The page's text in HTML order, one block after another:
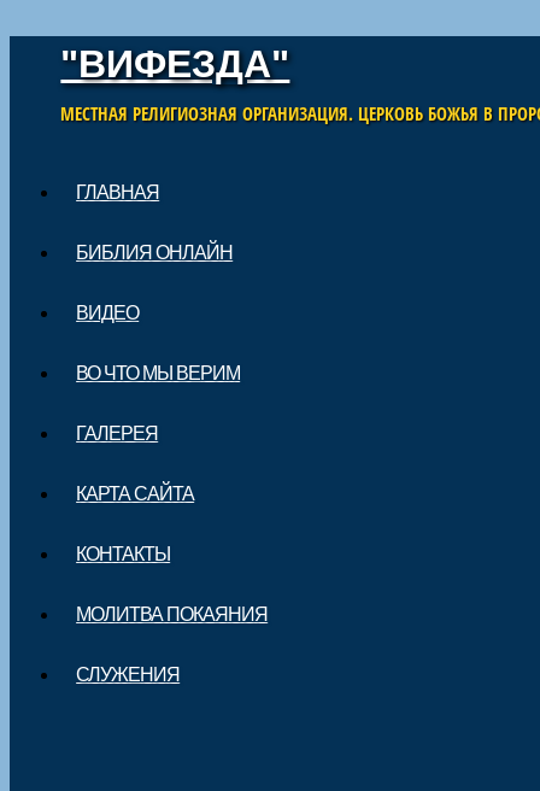
"ВИФЕЗДА"
МЕСТНАЯ РЕЛИГИОЗНАЯ ОРГАНИЗАЦИЯ. ЦЕРКОВЬ БОЖЬЯ В
Main menu
ГЛАВНАЯ
БИБЛИЯ ОНЛАЙН
ВИДЕО
ВО ЧТО МЫ ВЕРИМ
ГАЛЕРЕЯ
КАРТА САЙТА
КОНТАКТЫ
МОЛИТВА ПОКАЯНИЯ
СЛУЖЕНИЯ